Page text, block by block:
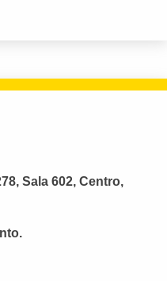
Sala 602, Centro,